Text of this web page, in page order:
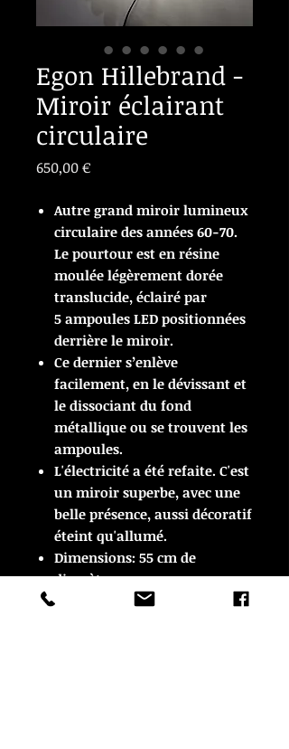
Egon Hillebrand -
Miroir éclairant
circulaire
650,00 €Prix
Autre grand miroir lumineux
circulaire des années 60-70.
Le pourtour est en résine
moulée légèrement dorée
translucide, éclairé par
5 ampoules LED positionnées
derrière le miroir.
Ce dernier s’enlève
facilement, en le dévissant et
le dissociant du fond
métallique ou se trouvent les
ampoules.
L'électricité a été refaite. C'est
un miroir superbe, avec une
belle présence, aussi décoratif
éteint qu'allumé.
Dimensions: 55 cm de
diamètre.
Le miroir est en très bon état